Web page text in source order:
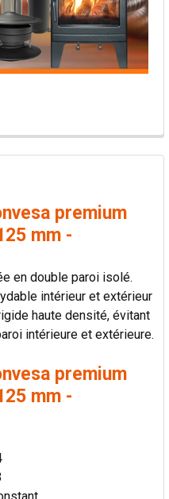
premium
mm -
en double paroi isolé.
intérieur et extérieur
haute densité, évitant
intérieure et extérieure.
premium
mm -